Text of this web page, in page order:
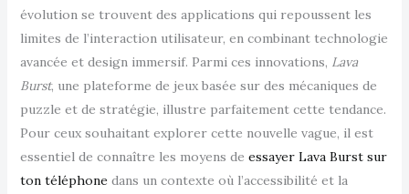
évolution se trouvent des applications qui repoussent les
limites de l’interaction utilisateur, en combinant technologie
avancée et design immersif. Parmi ces innovations, Lava
Burst, une plateforme de jeux basée sur des mécaniques de
puzzle et de stratégie, illustre parfaitement cette tendance.
Pour ceux souhaitant explorer cette nouvelle vague, il est
essentiel de connaître les moyens de essayer Lava Burst sur
ton téléphonedans un contexte où l’accessibilité et la